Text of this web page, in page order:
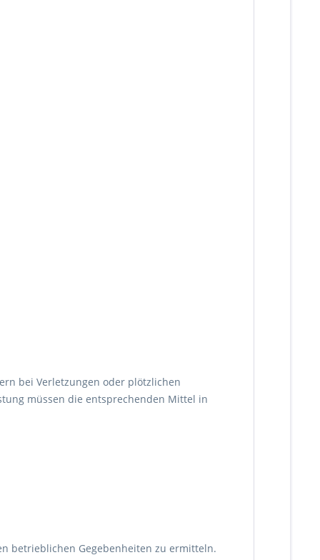
bei Verletzungen oder plötzlichen
müssen die entsprechenden Mittel in
betrieblichen Gegebenheiten zu ermitteln.